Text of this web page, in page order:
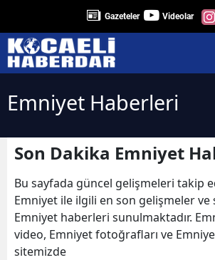
Gazeteler Videolar
Emniyet Haberleri
Son Dakika Emniyet
Bu sayfada güncel gelişmeleri takip
Emniyet ile ilgili en son gelişmeler ve
Emniyet haberleri sunulmaktadır.
video, Emniyet fotoğrafları ve
sitemizde